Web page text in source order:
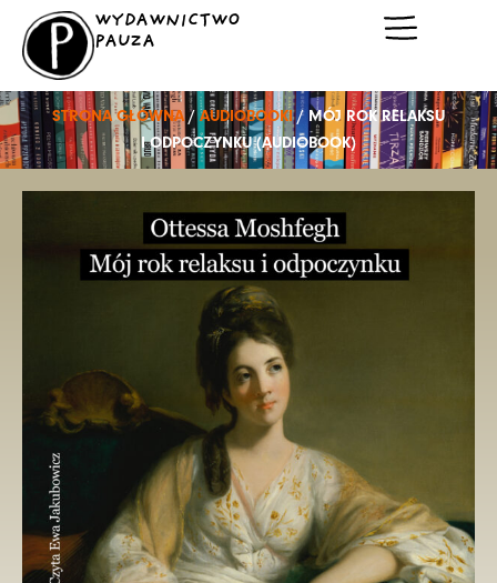
Przejdź
treści
WYDAWNICTWO
PAUZA
STRONA GŁÓWNA/ AUDIOBOOKI/ MÓJ ROK RELAKSU
I ODPOCZYNKU (AUDIOBOOK)